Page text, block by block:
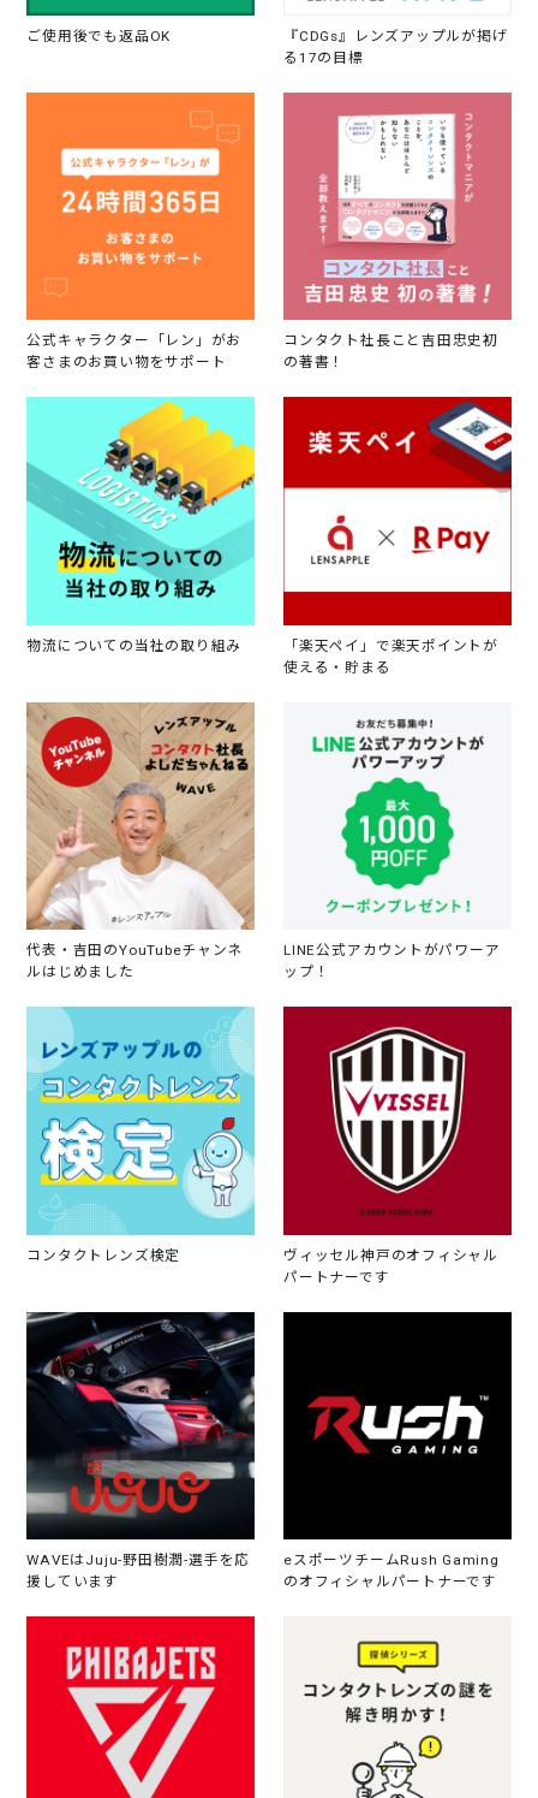
ご使用後でも返品OK
『CDGs』レンズアップルが掲げ
る17の目標
公式キャラクター「レン」がお
客さまのお買い物をサポート
コンタクト社長こと吉田忠史初
の著書！
物流についての当社の取り組み
「楽天ペイ」で楽天ポイントが
使える・貯まる
代表・吉田のYouTubeチャンネ
ルはじめました
LINE公式アカウントがパワーア
ップ！
コンタクトレンズ検定
ヴィッセル神戸のオフィシャル
パートナーです
WAVEはJuju-野田樹潤-選手を応
援しています
eスポーツチームRush Gaming
のオフィシャルパートナーです